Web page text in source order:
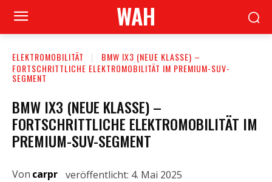
WAH
ELEKTROMOBILITÄT
BMW IX3 (NEUE KLASSE) –
FORTSCHRITTLICHE ELEKTROMOBILITÄT IM PREMIUM-SUV-
SEGMENT
BMW IX3 (NEUE KLASSE) –
FORTSCHRITTLICHE ELEKTROMOBILITÄT IM
PREMIUM-SUV-SEGMENT
Von carpr veröffentlicht: 4. Mai 2025